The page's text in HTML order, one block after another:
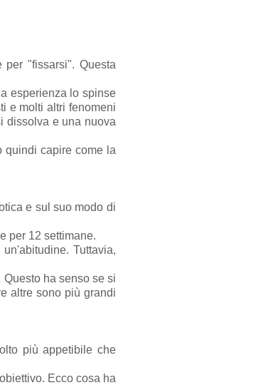
"fissarsi". Questa
esperienza lo spinse
e molti altri fenomeni
dissolva e una nuova
quindi capire come la
e sul suo modo di
per 12 settimane.
Tuttavia,
ha senso se si
altre sono più grandi
più appetibile che
Ecco cosa ha